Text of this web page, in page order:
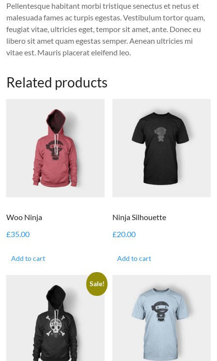
Pellentesque habitant morbi tristique senectus et netus et
malesuada fames ac turpis egestas. Vestibulum tortor quam,
feugiat vitae, ultricies eget, tempor sit amet, ante. Donec eu
libero sit amet quam egestas semper. Aenean ultricies mi
vitae est. Mauris placerat eleifend leo.
Related products
Woo Ninja
£35.00
Add to cart
Ninja Silhouette
£20.00
Add to cart
Sale!